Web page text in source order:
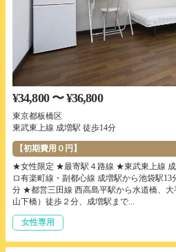
¥34,800 〜 ¥36,800
東京都板橋区
東武東上線 成増駅 徒歩14分
【初期費用０円】
★女性限定 ★最寄駅４路線 ★東武東上線
ロ有楽町線・副都心線 成増駅から池袋駅
分 ★都営三田線 西高島平駅から水道橋、
山下橋）徒歩２分、成増駅まで...
女性専用